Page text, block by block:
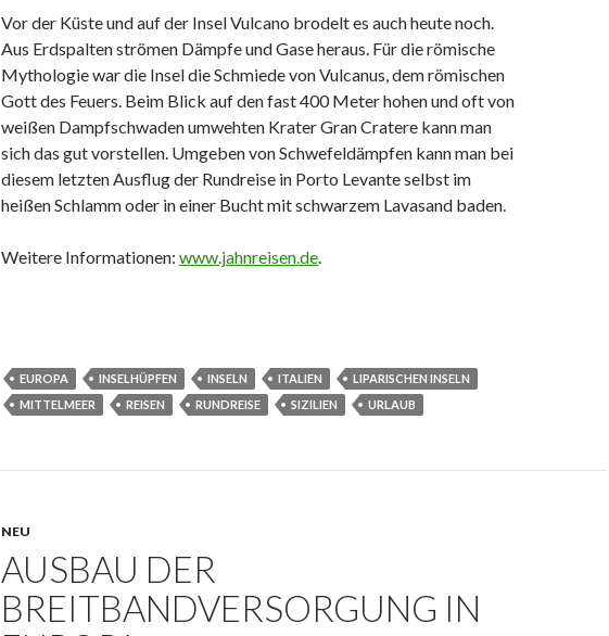
Vor der Küste und auf der Insel Vulcano brodelt es auch heute noch.
Aus Erdspalten strömen Dämpfe und Gase heraus. Für die römische
Mythologie war die Insel die Schmiede von Vulcanus, dem römischen
Gott des Feuers. Beim Blick auf den fast 400 Meter hohen und oft von
weißen Dampfschwaden umwehten Krater Gran Cratere kann man
sich das gut vorstellen. Umgeben von Schwefeldämpfen kann man bei
diesem letzten Ausflug der Rundreise in Porto Levante selbst im
heißen Schlamm oder in einer Bucht mit schwarzem Lavasand baden.
Weitere Informationen: www.jahnreisen.de.
EUROPA INSELHÜPFEN INSELN ITALIEN
LIPARISCHEN INSELN
MITTELMEER
REISEN RUNDREISE SIZILIEN URLAUB
NEU
AUSBAU DER
BREITBANDVERSORGUNG IN